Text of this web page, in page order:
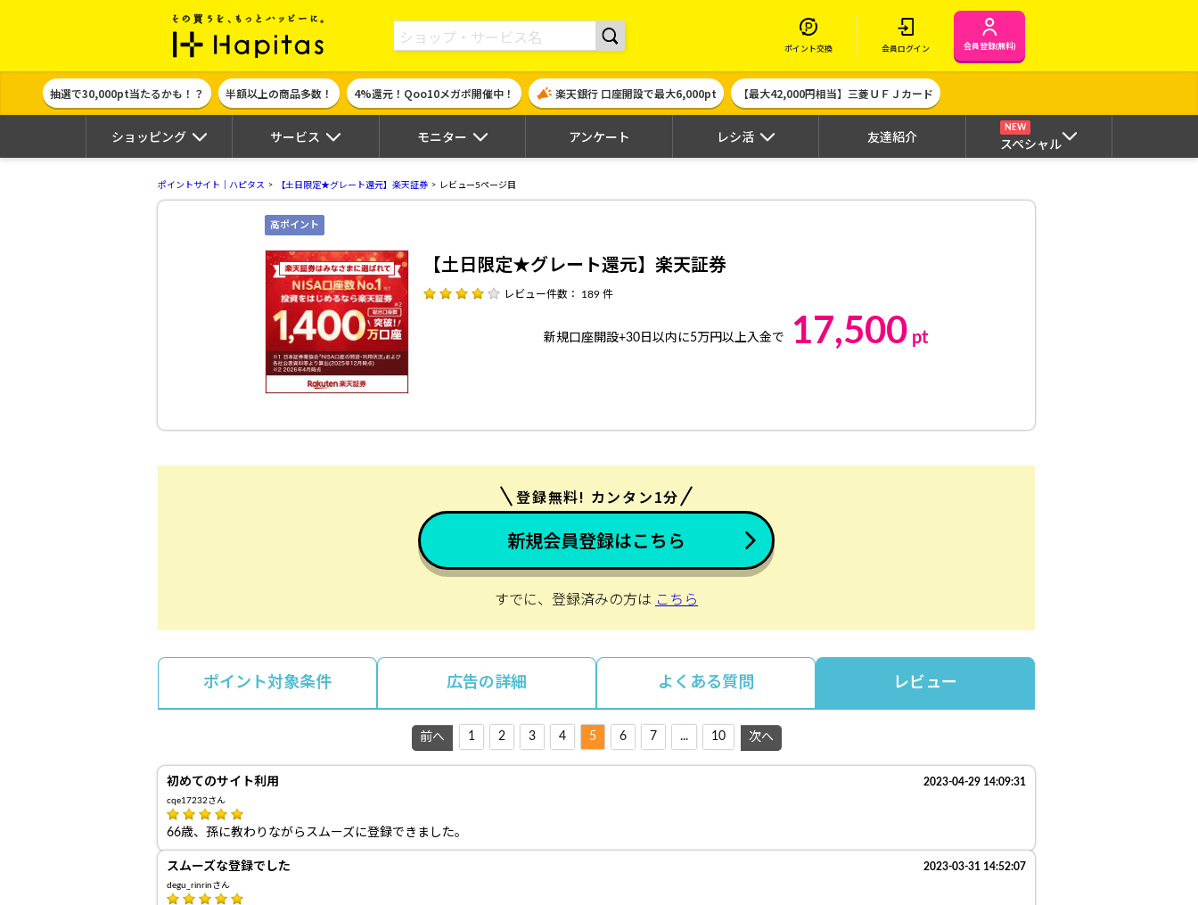
ポイント貯めて現金やギフト券に交換できるポイントサイト | ハピタス
ポイント交換 会員ログイン 会員登録(無料)
抽選で30,000pt当たるかも！？ 半額以上の商品多数！ 4%還元！Qoo10メガポ開催中！ 楽天銀行 口座開設で最大6,000pt 【最大42,000円相当】三菱ＵＦＪカード
ショッピング サービス モニター アンケート レシ活 友達紹介
NEW
スペシャル
ポイントサイト｜ハピタス 【土日限定★グレート還元】楽天証券 レビュー5ページ目
高ポイント
【土日限定★グレート還元】楽天証券
レビュー件数： 189 件
新規口座開設+30日以内に5万円以上入金で 17,500 pt
登録無料! カンタン1分
新規会員登録はこちら
すでに、登録済みの方は こちら
ポイント対象条件 広告の詳細 よくある質問 レビュー
前へ 1 2 3 4 5 6 7 ... 10 次へ
初めてのサイト利用 2023-04-29 14:09:31
cqe17232さん
66歳、孫に教わりながらスムーズに登録できました。
スムーズな登録でした 2023-03-31 14:52:07
degu_rinrinさん